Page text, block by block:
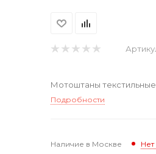
Мотоштаны
Подробности
Наличие в Москве